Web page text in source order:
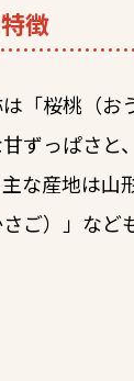
特徴
「桜桃（お
ずっぱさと
主な産地は山
ご）」など